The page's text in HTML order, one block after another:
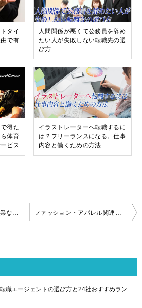
タイ
で有
人間関係が悪くて公務員を辞め
たい人が失敗しない転職先の選
び方
得た
体育
ビス
イラストレーターへ転職するに
は？フリーランスになる。仕事
内容と働くための方法
求人のウソを見破れ！残業なし・土日休みの正社員求人を見分ける方法とは？ ファッション・アパレル関連の転職の合格診断ができるクリーデンスの評判・口コミ
職エージェントの選び方と24社おすすめラン